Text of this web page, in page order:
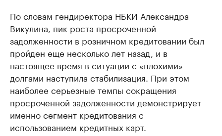
По словам гендиректора НБКИ Александра
Викулина, пик роста просроченной
задолженности в розничном кредитовании был
пройден еще несколько лет назад, и в
настоящее время в ситуации с «плохими»
долгами наступила стабилизация. При этом
наиболее серьезные темпы сокращения
просроченной задолженности демонстрирует
именно сегмент кредитования с
использованием кредитных карт.